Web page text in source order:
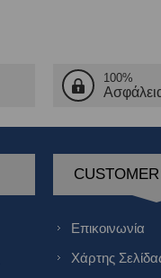
100%
Επικοινωνία
Χάρτης